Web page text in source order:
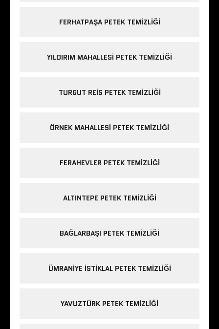
FERHATPAŞA PETEK TEMIZLIĞI
YILDIRIM MAHALLESI PETEK TEMIZLIĞI
TURGUT REIS PETEK TEMIZLIĞI
ÖRNEK MAHALLESI PETEK TEMIZLIĞI
FERAHEVLER PETEK TEMIZLIĞI
ALTINTEPE PETEK TEMIZLIĞI
BAĞLARBAŞI PETEK TEMIZLIĞI
ÜMRANIYE ISTIKLAL PETEK TEMIZLIĞI
YAVUZTÜRK PETEK TEMIZLIĞI